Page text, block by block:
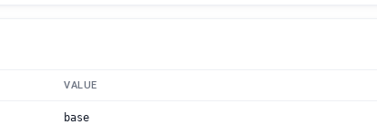
VALUE
base